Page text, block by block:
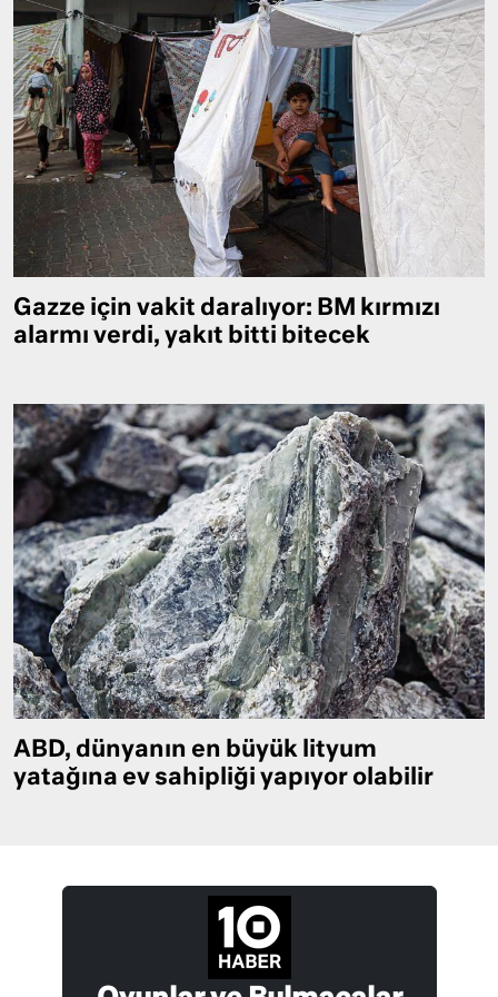
Gazze için vakit daralıyor: BM kırmızı
alarmı verdi, yakıt bitti bitecek
ABD, dünyanın en büyük lityum
yatağına ev sahipliği yapıyor olabilir